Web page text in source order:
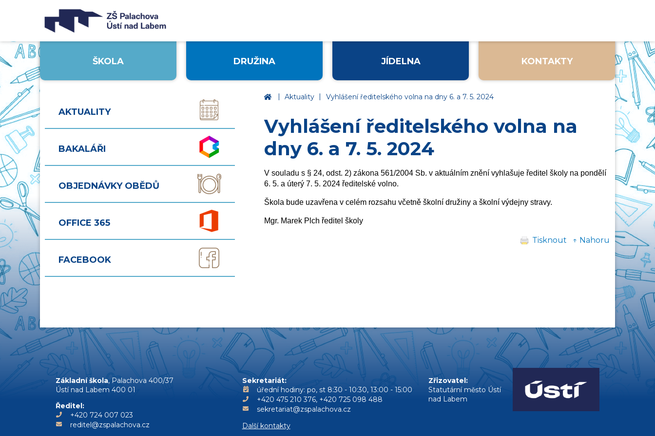
ŠKOLA DRUŽINA JÍDELNA KONTAKTY
Základní škola Ústí nad Labem, Palachova
| Aktuality | Vyhlášení ředitelského volna na dny 6. a 7. 5. 2024
Vyhlášení ředitelského volna na
dny 6. a 7. 5. 2024
V souladu s § 24, odst. 2) zákona 561/2004 Sb. v aktuálním znění vyhlašuje ředitel školy na pondělí
6. 5. a úterý 7. 5. 2024 ředitelské volno.
Škola bude uzavřena v celém rozsahu včetně školní družiny a školní výdejny stravy.
Mgr. Marek Plch ředitel školy
Tisknout ↑ Nahoru
AKTUALITY
BAKALÁŘI
OBJEDNÁVKY OBĚDŮ
OFFICE 365
FACEBOOK
Základní škola, Palachova 400/37
Ústí nad Labem 400 01
Ředitel:
+420 724 007 023
reditel@zspalachova.cz
Sekretariát:
úřední hodiny: po, st 8:30 - 10:30, 13:00 - 15:00
+420 475 210 376, +420 725 098 488
sekretariat@zspalachova.cz
Další kontakty
Zřizovatel:
Statutární město Ústí
nad Labem